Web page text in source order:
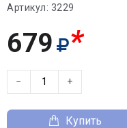
Артикул: 3229
679 *
− +
Купить